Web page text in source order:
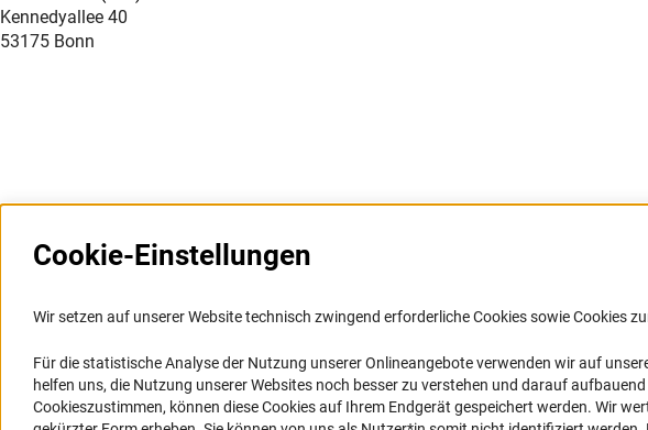
Kennedyallee 40
53175 Bonn
Informationssysteme
Portal Wissenschaftliche Integrität
GEPRIS
GEPRIS historisch
FAQ
Karriere
Logo und Corporate Design
mit Behinderungen
Erklärung zur
Barriere melden
Cookie-Einstellungen
Wir setzen auf unserer Website technisch zwingend erforderliche Cookies sowie Cookies
Für die statistische Analyse der Nutzung unserer Onlineangebote verwenden wir auf
helfen uns, die Nutzung unserer Websites noch besser zu verstehen und darauf
Cookieszustimmen, können diese Cookies auf Ihrem Endgerät gespeichert werden. Wir